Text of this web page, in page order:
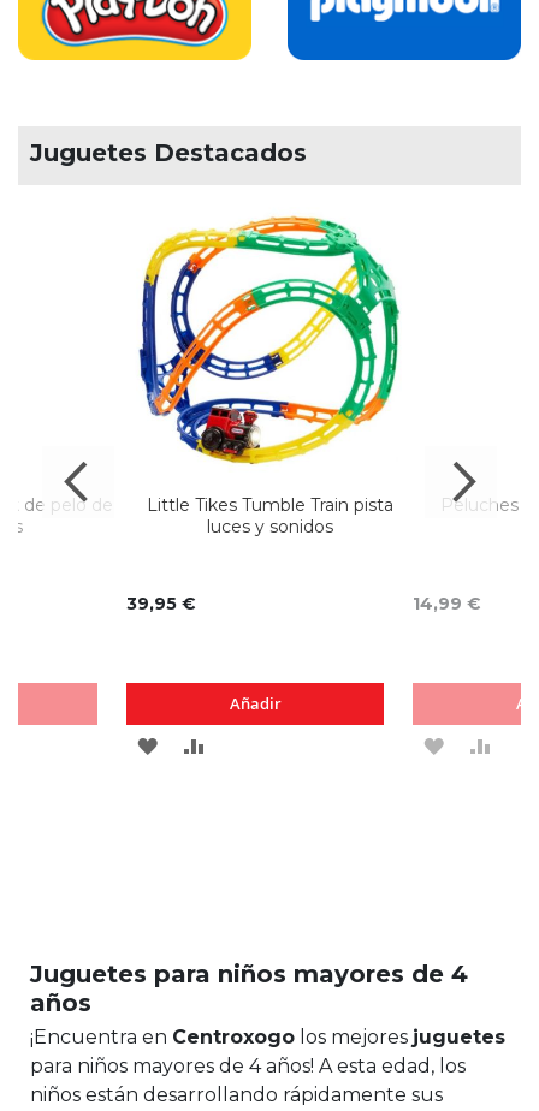
Juguetes Destacados
de pelo de
Little Tikes Tumble Train pista
luces y sonidos
39,95 €
Añadir
AGREGAR
Peluches
14,99 €
AGREGAR
Juguetes para niños mayores de 4
años
¡Encuentra en Centroxogo los mejores juguetes
para niños mayores de 4 años! A esta edad, los
niños están desarrollando rápidamente sus